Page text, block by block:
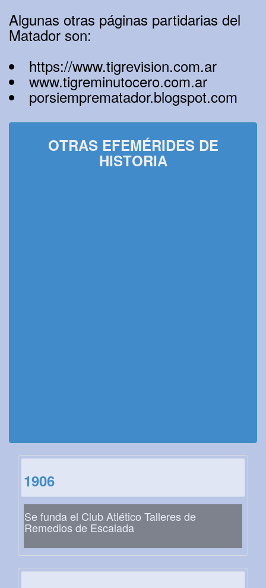
Algunas otras páginas partidarias del
Matador son:
https://www.tigrevision.com.ar
www.tigreminutocero.com.ar
porsiemprematador.blogspot.com
OTRAS EFEMÉRIDES DE
HISTORIA
1906
Se funda el Club Atlético Talleres de
Remedios de Escalada